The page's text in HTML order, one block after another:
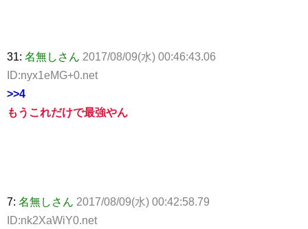
31: 名無しさん 2017/08/09(水) 00:46:43.06
ID:nyx1eMG+0.net
>>4
もうこれだけで最強やん
7: 名無しさん 2017/08/09(水) 00:42:58.79
ID:nk2XaWiY0.net